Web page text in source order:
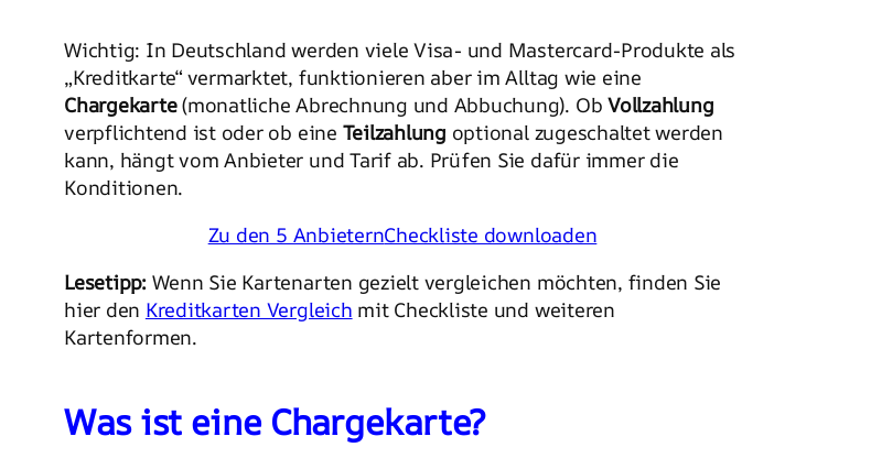
Wichtig: In Deutschland werden viele Visa- und Mastercard-Produkte als
„Kreditkarte“ vermarktet, funktionieren aber im Alltag wie eine
Chargekarte(monatliche Abrechnung und Abbuchung). ObVollzahlung
verpflichtend ist oder ob eine Teilzahlung optional zugeschaltet werden
kann, hängt vom Anbieter und Tarif ab. Prüfen Sie dafür immer die
Konditionen.
Zu den 5 AnbieternCheckliste downloaden
Lesetipp:Wenn Sie Kartenarten gezielt vergleichen möchten, finden Sie
hier den Kreditkarten Vergleich mit Checkliste und weiteren
Kartenformen.
Was ist eine Chargekarte?